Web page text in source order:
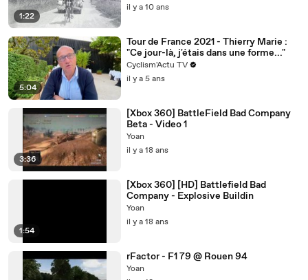
1:22
il y a 10 ans
5:04
Tour de France 2021 - Thierry Marie :
"Ce jour-là, j'étais dans une forme..."
Cyclism'Actu TV
il y a 5 ans
3:36
[Xbox 360] BattleField Bad Company
Beta - Video 1
Yoan
il y a 18 ans
1:54
[Xbox 360] [HD] Battlefield Bad
Company - Explosive Buildin
Yoan
il y a 18 ans
rFactor - F1 79 @ Rouen 94
Yoan